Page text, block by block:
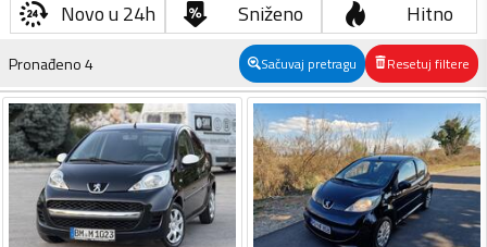
Novo u 24h Sniženo Hitno
Pronađeno4 Sačuvaj pretragu Resetuj filtere